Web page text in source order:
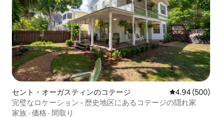
セント・オーガスティンのコテージ レビュー500
4.94 (500)
完璧なロケーション - 歴史地区にあるコテージの隠れ家
家族 · 価格 · 間取り